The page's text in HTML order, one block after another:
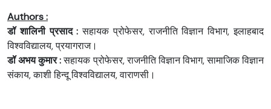
Authors :
डॉ शालिनी प्रसाद : सहायक प्रोफेसर, राजनीति विज्ञान विभाग, इलाहबाद
विश्वविद्यालय, प्रयागराज।
डॉ अभय कुमार :सहायक प्रोफेसर, राजनीति विज्ञान विभाग, सामाजिक विज्ञान
संकाय, काशी हिन्दू विश्वविद्यालय, वाराणसी।